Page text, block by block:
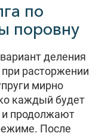
по
поровну
деления
расторжении
мирно
каждый будет
и продолжают
После